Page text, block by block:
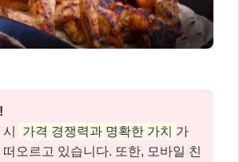
가격 경쟁력과 명확한 가치
가
오르고 있습니다. 또한, 모바일 친